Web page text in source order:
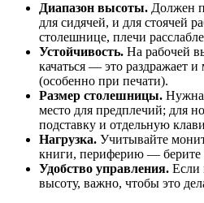
Диапазон высоты. Должен
для сидячей, и для стоячей
столешнице, плечи
Устойчивость. На рабочей
качаться — это раздражает
(особенно при печати).
Размер столешницы. Нужна
место для предплечий; для
подставку и отдельную
Нагрузка. Учитывайте
книги, периферию — берите
Удобство управления. Если
высоту, важно, чтобы это